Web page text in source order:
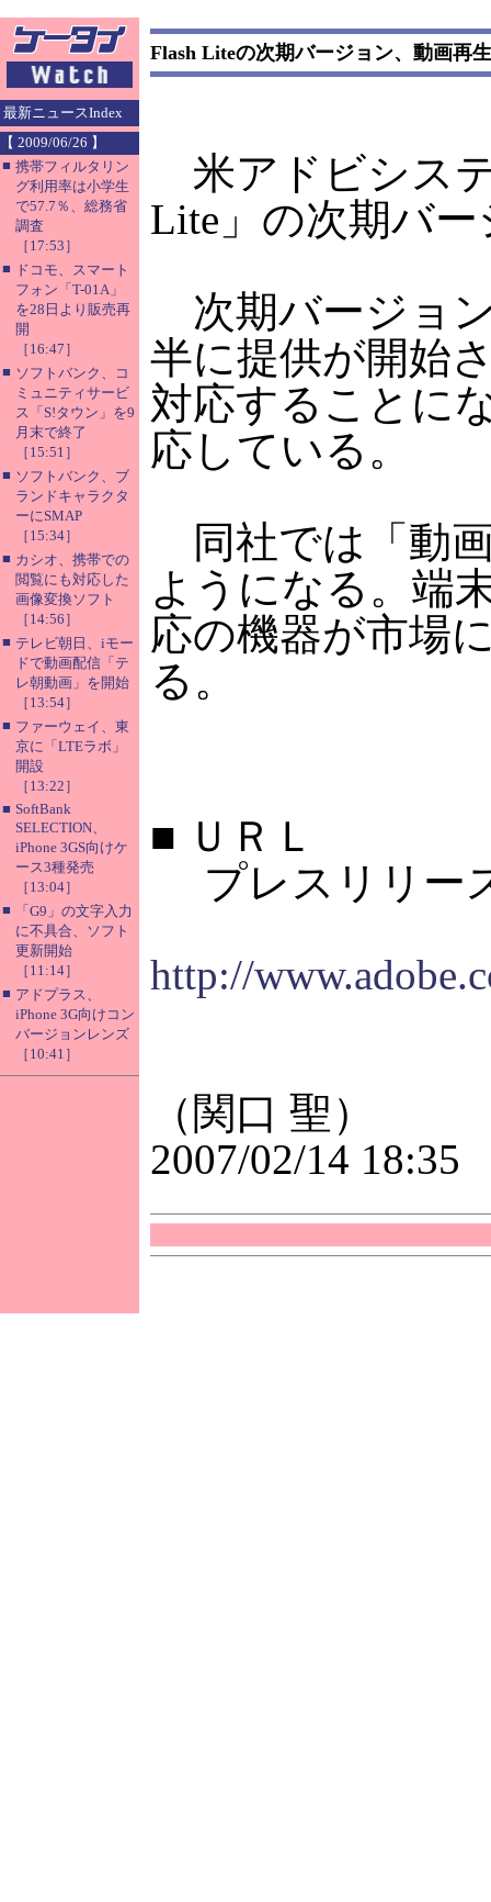
最新ニュースIndex
【 2009/06/26 】
■ 携帯フィルタリン
グ利用率は小学生
で57.7％、総務省
調査
［17:53］
■ ドコモ、スマート
フォン「T-01A」
を28日より販売再
開
［16:47］
■ ソフトバンク、コ
ミュニティサービ
ス「S!タウン」を9
月末で終了
［15:51］
■ ソフトバンク、ブ
ランドキャラクタ
ーにSMAP
［15:34］
■ カシオ、携帯での
閲覧にも対応した
画像変換ソフト
［14:56］
■ テレビ朝日、iモー
ドで動画配信「テ
レ朝動画」を開始
［13:54］
■ ファーウェイ、東
京に「LTEラボ」
開設
［13:22］
■ SoftBank
SELECTION、
iPhone 3GS向けケ
ース3種発売
［13:04］
■
「G9」の文字入力
に不具合、ソフト
更新開始
［11:14］
■ アドプラス、
iPhone 3G向けコン
バージョンレンズ
［10:41］
Flash Liteの次期バージョン、動画再
米アドビシス
Lite」の次期バ
次期バージョ
半に提供が開始
対応することに
応している。
同社では「動
ようになる。端
応の機器が市場
る。
■ ＵＲＬ
プレスリリー
http://
（関口 聖）
2007/02/14 18:35